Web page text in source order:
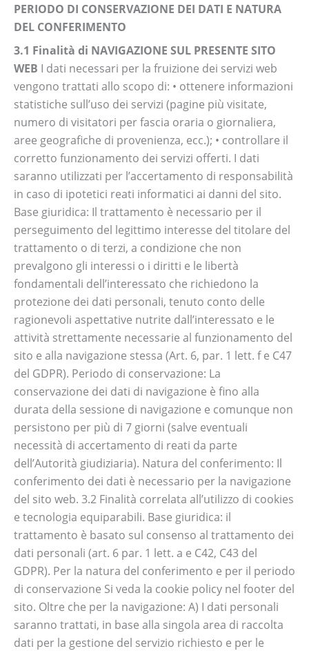
PERIODO DI CONSERVAZIONE DEI DATI E NATURA
DEL CONFERIMENTO
3.1 Finalità di NAVIGAZIONE SUL PRESENTE SITO
WEB I dati necessari per la fruizione dei servizi web
vengono trattati allo scopo di: • ottenere informazioni
statistiche sull’uso dei servizi (pagine più visitate,
numero di visitatori per fascia oraria o giornaliera,
aree geografiche di provenienza, ecc.); • controllare il
corretto funzionamento dei servizi offerti. I dati
saranno utilizzati per l’accertamento di responsabilità
in caso di ipotetici reati informatici ai danni del sito.
Base giuridica: Il trattamento è necessario per il
perseguimento del legittimo interesse del titolare del
trattamento o di terzi, a condizione che non
prevalgono gli interessi o i diritti e le libertà
fondamentali dell’interessato che richiedono la
protezione dei dati personali, tenuto conto delle
ragionevoli aspettative nutrite dall’interessato e le
attività strettamente necessarie al funzionamento del
sito e alla navigazione stessa (Art. 6, par. 1 lett. f e C47
del GDPR). Periodo di conservazione: La
conservazione dei dati di navigazione è fino alla
durata della sessione di navigazione e comunque non
persistono per più di 7 giorni (salve eventuali
necessità di accertamento di reati da parte
dell’Autorità giudiziaria). Natura del conferimento: Il
conferimento dei dati è necessario per la navigazione
del sito web. 3.2 Finalità correlata all’utilizzo di cookies
e tecnologia equiparabili. Base giuridica: il
trattamento è basato sul consenso al trattamento dei
dati personali (art. 6 par. 1 lett. a e C42, C43 del
GDPR). Per la natura del conferimento e per il periodo
di conservazione Si veda la cookie policy nel footer del
sito. Oltre che per la navigazione: A) I dati personali
saranno trattati, in base alla singola area di raccolta
dati per la gestione del servizio richiesto e per le